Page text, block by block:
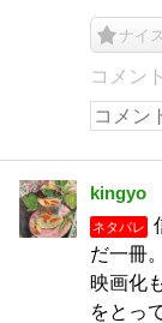
ナイス
コメン
kingyo
ネタバレ
だ一冊
映画化
をとっ